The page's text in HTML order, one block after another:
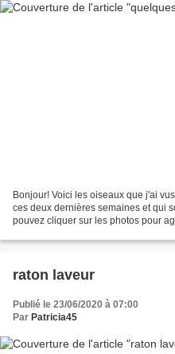
Bonjour! Voici les oiseaux que j'ai
ces deux dernières semaines et qui
pouvez cliquer sur les photos pour
raton laveur
Publié le 23/06/2020 à 07:00
Par Patricia45